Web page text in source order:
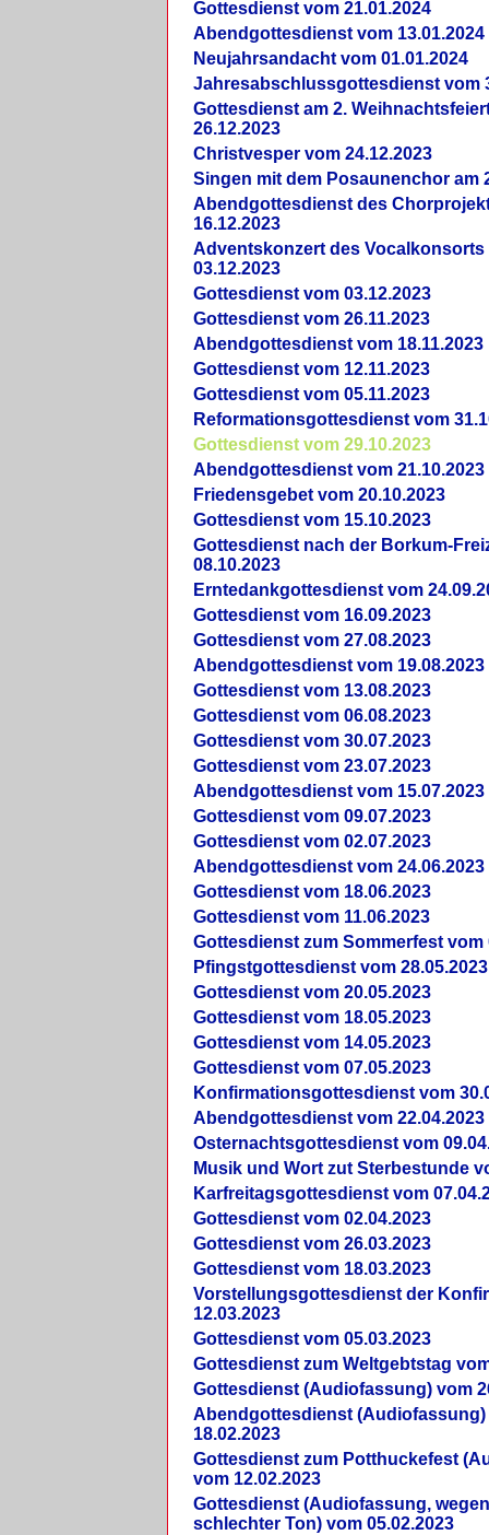
Gottesdienst vom 21.01.2024
Abendgottesdienst vom 13.01.2024
Neujahrsandacht vom 01.01.2024
Jahresabschlussgottesdienst vom
Gottesdienst am 2.
26.12.2023
Christvesper vom 24.12.2023
Singen mit dem Posaunenchor am
Abendgottesdienst des
16.12.2023
Adventskonzert des Vocalkonsorts
03.12.2023
Gottesdienst vom 03.12.2023
Gottesdienst vom 26.11.2023
Abendgottesdienst vom 18.11.2023
Gottesdienst vom 12.11.2023
Gottesdienst vom 05.11.2023
Reformationsgottesdienst vom
Gottesdienst vom 29.10.2023
Abendgottesdienst vom 21.10.2023
Friedensgebet vom 20.10.2023
Gottesdienst vom 15.10.2023
Gottesdienst nach der Borkum-
08.10.2023
Erntedankgottesdienst vom
Gottesdienst vom 16.09.2023
Gottesdienst vom 27.08.2023
Abendgottesdienst vom 19.08.2023
Gottesdienst vom 13.08.2023
Gottesdienst vom 06.08.2023
Gottesdienst vom 30.07.2023
Gottesdienst vom 23.07.2023
Abendgottesdienst vom 15.07.2023
Gottesdienst vom 09.07.2023
Gottesdienst vom 02.07.2023
Abendgottesdienst vom 24.06.2023
Gottesdienst vom 18.06.2023
Gottesdienst vom 11.06.2023
Gottesdienst zum Sommerfest vom
Pfingstgottesdienst vom 28.05.2023
Gottesdienst vom 20.05.2023
Gottesdienst vom 18.05.2023
Gottesdienst vom 14.05.2023
Gottesdienst vom 07.05.2023
Konfirmationsgottesdienst vom
Abendgottesdienst vom 22.04.2023
Osternachtsgottesdienst vom
Musik und Wort zut Sterbestunde
Karfreitagsgottesdienst vom
Gottesdienst vom 02.04.2023
Gottesdienst vom 26.03.2023
Gottesdienst vom 18.03.2023
Vorstellungsgottesdienst der
12.03.2023
Gottesdienst vom 05.03.2023
Gottesdienst zum Weltgebtstag
Gottesdienst (Audiofassung) vom
Abendgottesdienst (Audiofassung)
18.02.2023
Gottesdienst zum Potthuckefest
vom 12.02.2023
Gottesdienst (Audiofassung,
schlechter Ton) vom 05.02.2023